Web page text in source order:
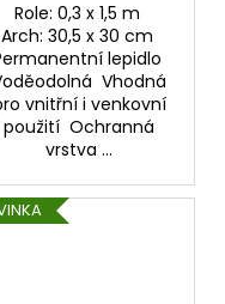
Role: 0,3 x 1,5 m
Arch: 30,5 x 30 cm
lepidlo
Vhodná
vnitřní i venkovní
použití Ochranná
vrstva ...